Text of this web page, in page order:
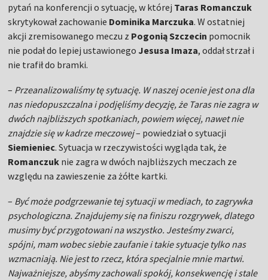
pytań na konferencji o sytuację, w której Taras Romanczuk
skrytykował zachowanie Dominika Marczuka. W ostatniej
akcji zremisowanego meczu z Pogonią Szczecin pomocnik
nie podał do lepiej ustawionego Jesusa Imaza, oddał strzał i
nie trafił do bramki.
– Przeanalizowaliśmy tę sytuację. W naszej ocenie jest ona dla
nas niedopuszczalna i podjęliśmy decyzję, że Taras nie zagra w
dwóch najbliższych spotkaniach, powiem więcej, nawet nie
znajdzie się w kadrze meczowej– powiedział o sytuacji
Siemieniec. Sytuacja w rzeczywistości wygląda tak, że
Romanczuk nie zagra w dwóch najbliższych meczach ze
względu na zawieszenie za żółte kartki.
– Być może podgrzewanie tej sytuacji w mediach, to zagrywka
psychologiczna. Znajdujemy się na finiszu rozgrywek, dlatego
musimy być przygotowani na wszystko. Jesteśmy zwarci,
spójni, mam wobec siebie zaufanie i takie sytuacje tylko nas
wzmacniają. Nie jest to rzecz, która specjalnie mnie martwi.
Najważniejsze, abyśmy zachowali spokój, konsekwencję i stale